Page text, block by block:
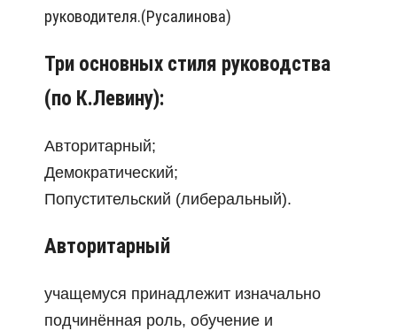
руководителя.(Русалинова)
Три основных стиля руководства
(по К.Левину):
Авторитарный;
Демократический;
Попустительский (либеральный).
Авторитарный
учащемуся принадлежит изначально
подчинённая роль, обучение и